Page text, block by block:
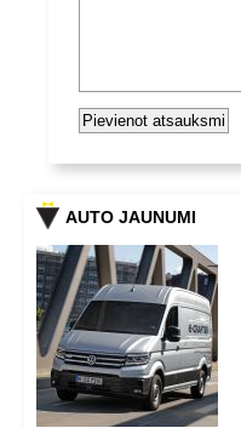
AUTO JAUNUMI